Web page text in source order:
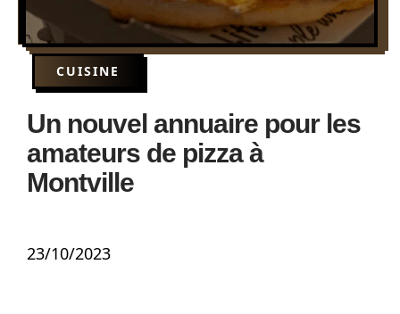
CUISINE
Un nouvel annuaire pour les
amateurs de pizza à
Montville
23/10/2023